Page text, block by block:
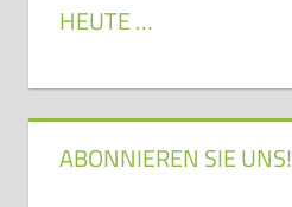
HEUTE …
ABONNIEREN SIE UNS!